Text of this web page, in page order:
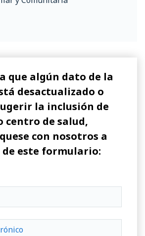
que algún dato de la
desactualizado o
la inclusión de
centro de salud,
con nosotros a
de este formulario: